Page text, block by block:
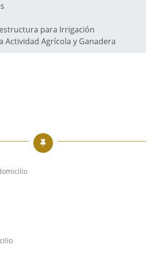
para Irrigación
Actividad Agrícola y Ganadera